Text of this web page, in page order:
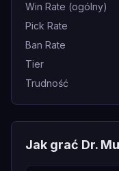
Win Rate (ogólny)
Pick Rate
Ban Rate
Tier
Trudność
Jak grać Dr.